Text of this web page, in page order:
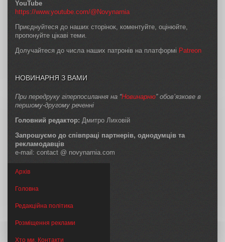
YouTube
https://www.youtube.com/@Novynarnia
Приєднуйтеся до наших сторінок, коментуйте, оцінюйте,
пропонуйте цікаві теми.
Долучайтеся до числа наших патронів на платформі Patreon
НОВИНАРНЯ З ВАМИ
При передруку гіперпосилання на “Новинарню” обов’язкове в
першому-другому реченні
Головний редактор: Дмитро Лиховій
Запрошуємо до співпраці партнерів, однодумців та
рекламодавців
e-mail: contact @ novynarnia.com
Архів
Головна
Редакційна політика
Розміщення реклами
Хто ми. Контакти